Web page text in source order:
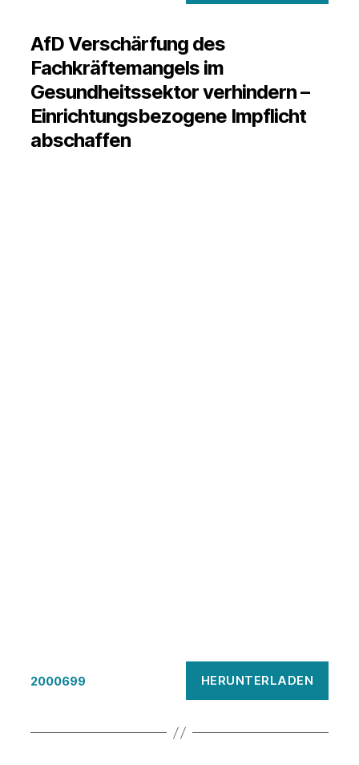
AfD Verschärfung des
Fachkräftemangels im
Gesundheitssektor verhindern –
Einrichtungsbezogene Impflicht
abschaffen
2000699 HERUNTERLADEN